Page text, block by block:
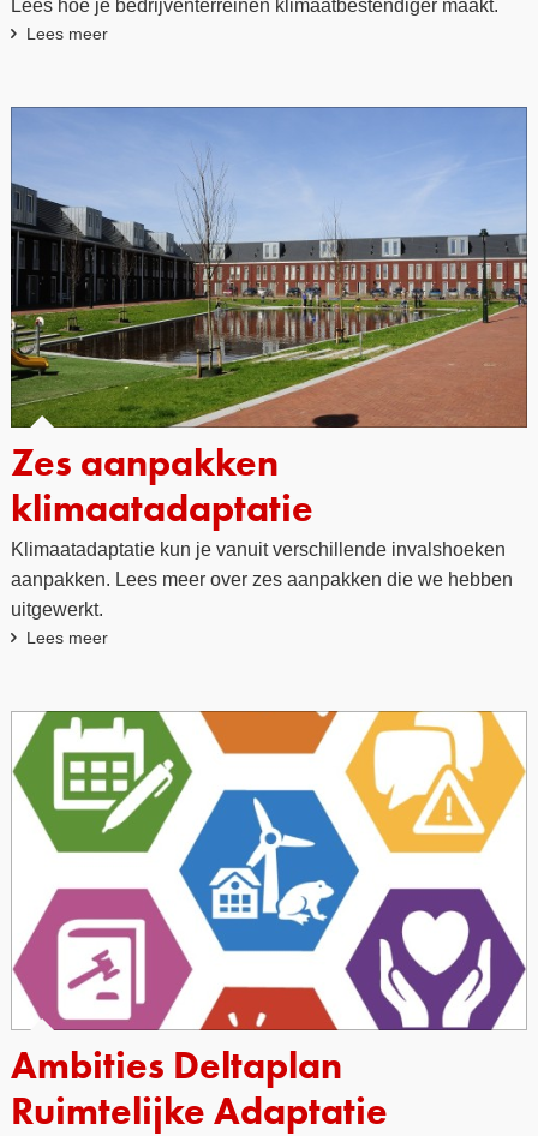
Lees hoe je bedrijventerreinen klimaatbestendiger maakt.
Lees meer
Zes aanpakken
klimaatadaptatie
Klimaatadaptatie kun je vanuit verschillende invalshoeken
aanpakken. Lees meer over zes aanpakken die we hebben
uitgewerkt.
Lees meer
Ambities Deltaplan
Ruimtelijke Adaptatie